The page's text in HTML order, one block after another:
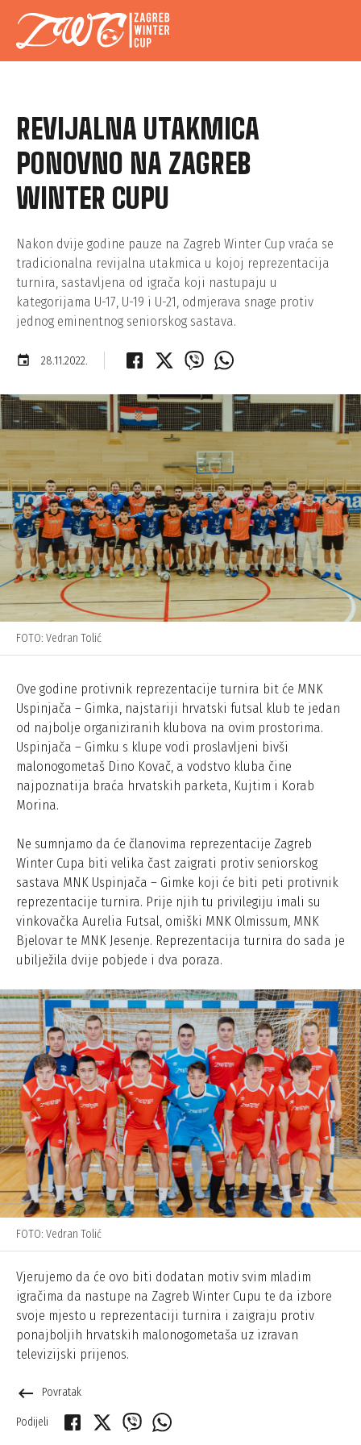
REVIJALNA UTAKMICA
PONOVNO NA ZAGREB
WINTER CUPU
Nakon dvije godine pauze na Zagreb Winter Cup vraća se
tradicionalna revijalna utakmica u kojoj reprezentacija
turnira, sastavljena od igrača koji nastupaju u
kategorijama U-17, U-19 i U-21, odmjerava snage protiv
jednog eminentnog seniorskog sastava.
event 28.11.2022.
FOTO: Vedran Tolić
Ove godine protivnik reprezentacije turnira bit će MNK
Uspinjača – Gimka, najstariji hrvatski futsal klub te jedan
od najbolje organiziranih klubova na ovim prostorima.
Uspinjača – Gimku s klupe vodi proslavljeni bivši
malonogometaš Dino Kovač, a vodstvo kluba čine
najpoznatija braća hrvatskih parketa, Kujtim i Korab
Morina.
Ne sumnjamo da će članovima reprezentacije Zagreb
Winter Cupa biti velika čast zaigrati protiv seniorskog
sastava MNK Uspinjača – Gimke koji će biti peti protivnik
reprezentacije turnira. Prije njih tu privilegiju imali su
vinkovačka Aurelia Futsal, omiški MNK Olmissum, MNK
Bjelovar te MNK Jesenje. Reprezentacija turnira do sada je
ubilježila dvije pobjede i dva poraza.
FOTO: Vedran Tolić
Vjerujemo da će ovo biti dodatan motiv svim mladim
igračima da nastupe na Zagreb Winter Cupu te da izbore
svoje mjesto u reprezentaciji turnira i zaigraju protiv
ponajboljih hrvatskih malonogometaša uz izravan
televizijski prijenos.
keyboard_backspace Povratak
Podijeli